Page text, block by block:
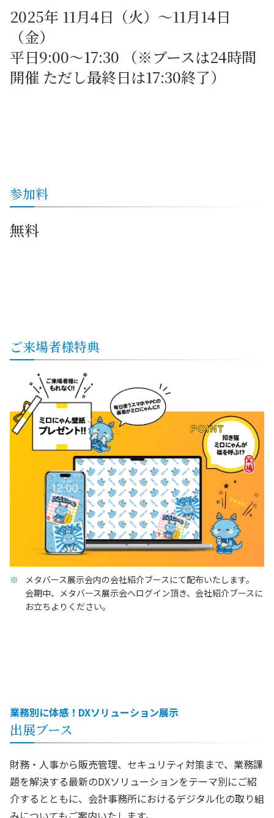
2025年 11月4日（火）～11月14日
（金）
平日9:00～17:30 （※ブースは24時間
開催 ただし最終日は17:30終了）
参加料
無料
ご来場者様特典
メタバース展示会内の会社紹介ブースにて配布いたします。
会期中、メタバース展示会へログイン頂き、会社紹介ブースに
お立ちよりください。
業務別に体感！DXソリューション展示
出展ブース
財務・人事から販売管理、セキュリティ対策まで、業務課
題を解決する最新のDXソリューションをテーマ別にご紹
介するとともに、会計事務所におけるデジタル化の取り組